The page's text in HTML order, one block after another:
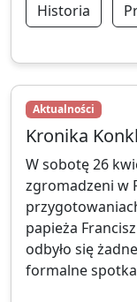
Historia
Aktualności
Kronika
W sobotę 26
zgromadzeni w
papieża
odbyło się
formalne